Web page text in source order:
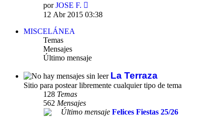
porJOSE F.
último
12 Abr 2015 03:38
MISCELÁNEA
Temas
Mensajes
Último mensaje
La Terraza
Sitio para postear libremente cualquier tipo de tema
128 Temas
562 Mensajes
Último mensaje Felices Fiestas 25/26